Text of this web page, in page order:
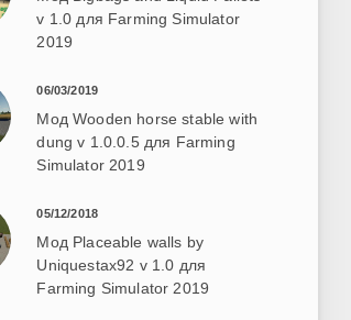
v 1.0 для Farming Simulator
2019
06/03/2019
Мод Wooden horse stable with
dung v 1.0.0.5 для Farming
Simulator 2019
05/12/2018
Мод Placeable walls by
Uniquestax92 v 1.0 для
Farming Simulator 2019